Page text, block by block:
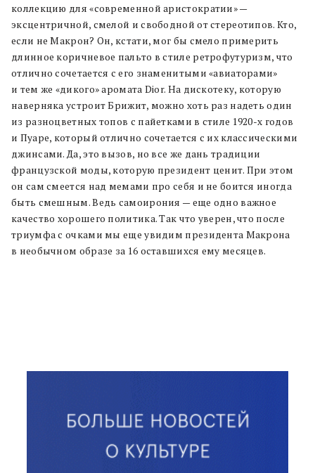
коллекцию для «современной аристократии» —
эксцентричной, смелой и свободной от стереотипов. Кто,
если не Макрон? Он, кстати, мог бы смело примерить
длинное коричневое пальто в стиле ретрофутуризм, что
отлично сочетается с его знаменитыми «авиаторами»
и тем же «дикого» аромата Dior. На дискотеку, которую
наверняка устроит Брижит, можно хоть раз надеть один
из разноцветных топов с пайетками в стиле 1920-х годов
и Пуаре, который отлично сочетается с их классическими
джинсами. Да, это вызов, но все же дань традиции
французской моды, которую президент ценит. При этом
он сам смеется над мемами про себя и не боится иногда
быть смешным. Ведь самоирония — еще одно важное
качество хорошего политика. Так что уверен, что после
триумфа с очками мы еще увидим президента Макрона
в необычном образе за 16 оставшихся ему месяцев.